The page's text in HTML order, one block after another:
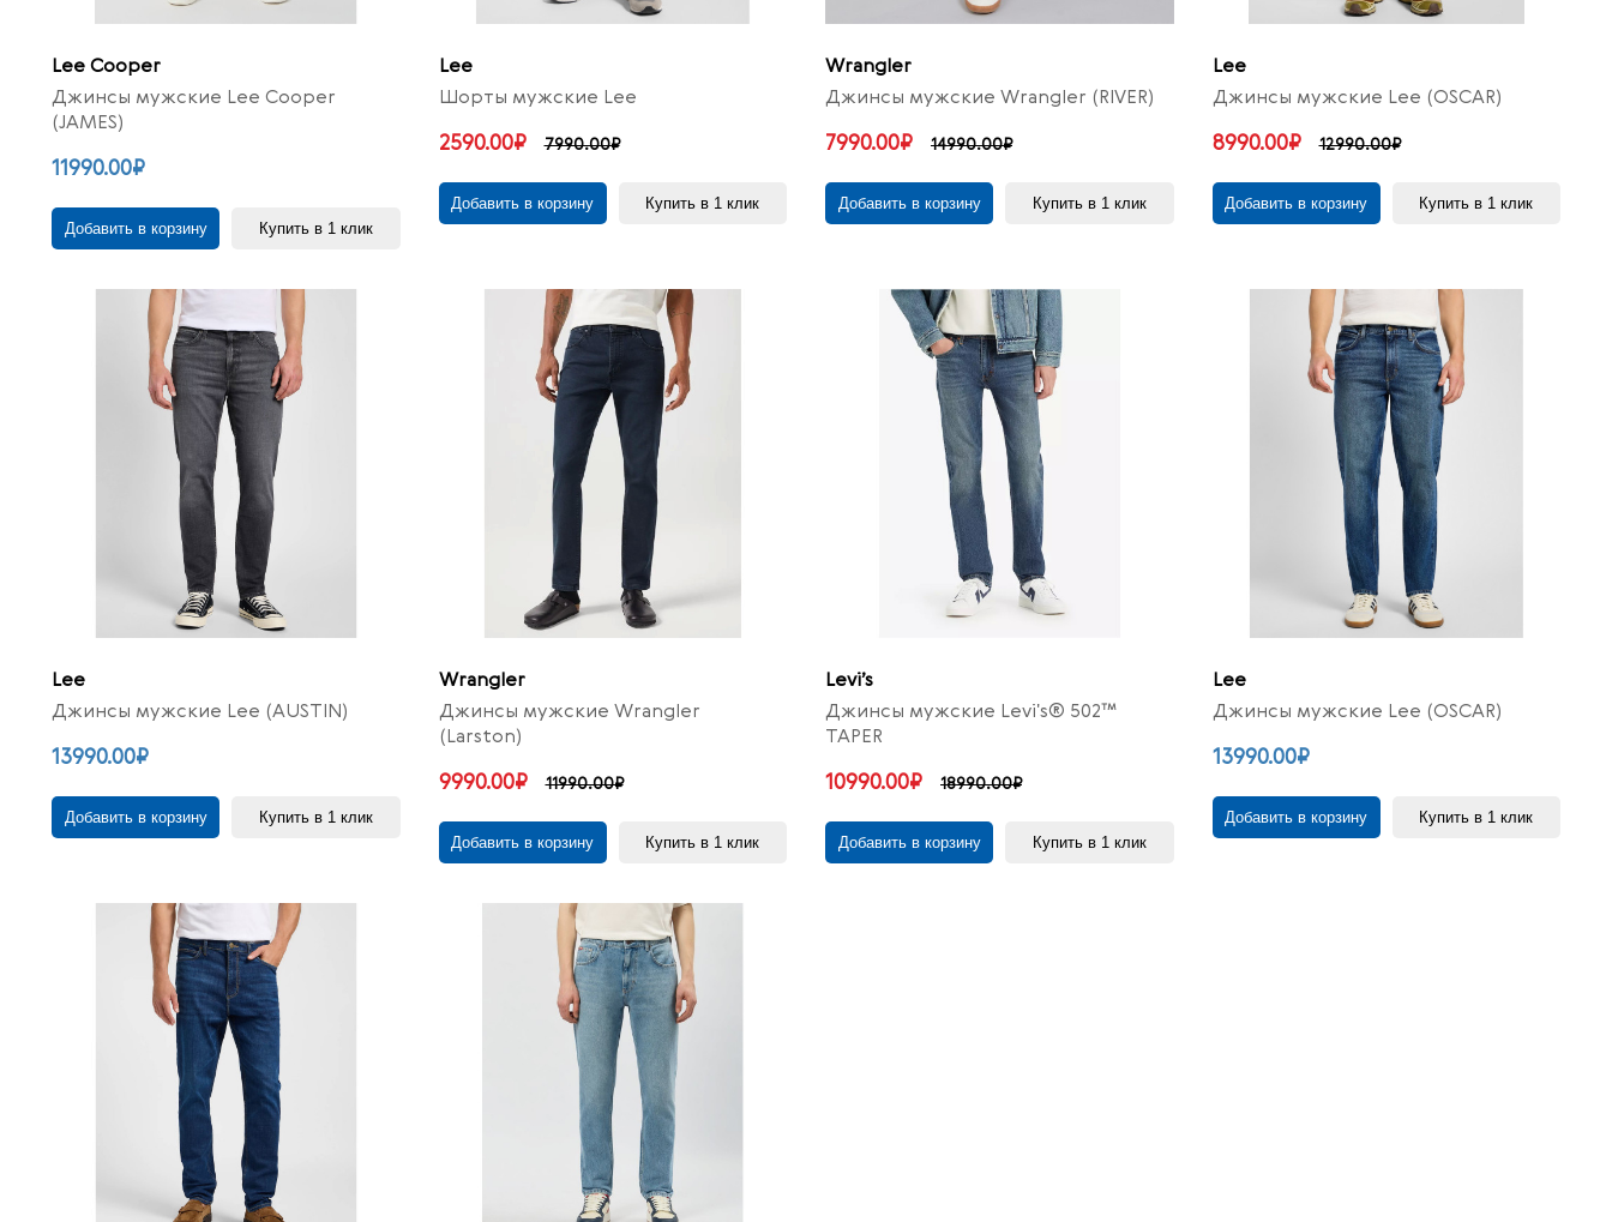
Lee Cooper
Джинсы мужские Lee Cooper
(JAMES)
11990.00₽
Добавить в корзину Купить в 1 клик
Lee
Шорты мужские Lee
2590.00₽ 7990.00₽
Добавить в корзину Купить в 1 клик
Wrangler
Джинсы мужские Wrangler (RIVER)
7990.00₽ 14990.00₽
Добавить в корзину Купить в 1 клик
Lee
Джинсы мужские Lee (OSCAR)
8990.00₽ 12990.00₽
Добавить в корзину Купить в 1 клик
Lee
Джинсы мужские Lee (AUSTIN)
13990.00₽
Добавить в корзину Купить в 1 клик
Wrangler
Джинсы мужские Wrangler
(Larston)
9990.00₽ 11990.00₽
Добавить в корзину Купить в 1 клик
Levi’s
Джинсы мужские Levi's® 502™
TAPER
10990.00₽ 18990.00₽
Добавить в корзину Купить в 1 клик
Lee
Джинсы мужские Lee (OSCAR)
13990.00₽
Добавить в корзину Купить в 1 клик